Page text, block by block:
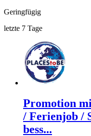
Geringfügig
letzte 7 Tage
Promotion
/ Ferienjob /
bess...